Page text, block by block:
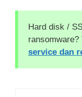
Hard disk /
ransomware?
service dan